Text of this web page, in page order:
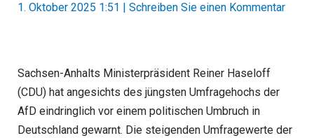
1. Oktober 2025 1:51 Schreiben Sie einen Kommentar
Sachsen-Anhalts Ministerpräsident Reiner Haseloff
(CDU) hat angesichts des jüngsten Umfragehochs der
AfD eindringlich vor einem politischen Umbruch in
Deutschland gewarnt. Die steigenden Umfragewerte der